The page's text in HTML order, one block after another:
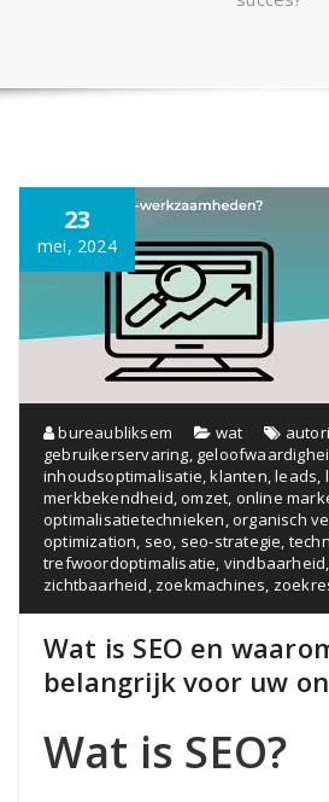
23
mei, 2024
bureaubliksem wat
gebruikerservaring,
inhoudsoptimalisatie,klanten,leads,
merkbekendheid,omzet, online
optimalisatietechnieken,organisch
optimization, seo, seo-strategie,
trefwoordoptimalisatie, vindbaarheid,
zichtbaarheid, zoekmachines,
Wat is SEO en
belangrijk voor uw
Wat is SEO?